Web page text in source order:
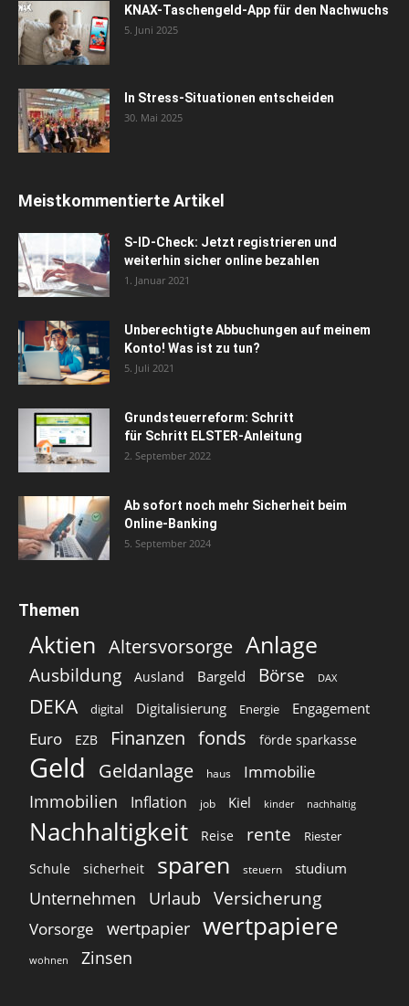
KNAX-Taschengeld-App für den Nachwuchs
5. Juni 2025
In Stress-Situationen entscheiden
30. Mai 2025
Meistkommentierte Artikel
S-ID-Check: Jetzt registrieren und
weiterhin sicher online bezahlen
1. Januar 2021
Unberechtigte Abbuchungen auf meinem
Konto! Was ist zu tun?
5. Juli 2021
Grundsteuerreform: Schritt
für Schritt ELSTER-Anleitung
2. September 2022
Ab sofort noch mehr Sicherheit beim
Online-Banking
5. September 2024
Themen
Aktien Altersvorsorge Anlage
Ausbildung Ausland Bargeld Börse DAX
DEKA digital Digitalisierung Energie Engagement
Euro EZB Finanzen fonds förde sparkasse
Geld Geldanlage haus Immobilie
Immobilien Inflation job Kiel kinder nachhaltig
Nachhaltigkeit Reise rente Riester
Schule sicherheit sparen steuern studium
Unternehmen Urlaub Versicherung
Vorsorge wertpapier wertpapiere
wohnen Zinsen